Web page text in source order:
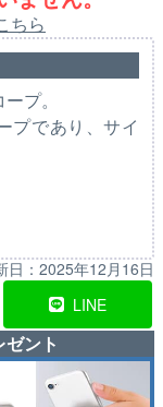
ちら
プ。
プであり、サイ
日： 2025年12月16日
LINE
ント